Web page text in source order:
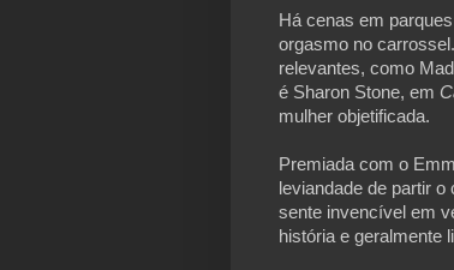
Há cenas em
orgasmo no
relevantes, como
é Sharon Stone, em
mulher objetificada.
Premiada com o
leviandade de partir
sente invencível em